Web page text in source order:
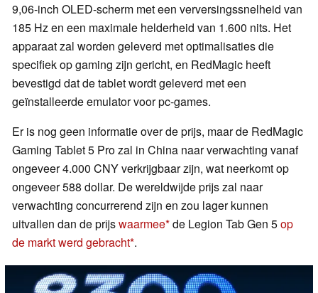
9,06-inch OLED-scherm met een verversingssnelheid van
185 Hz en een maximale helderheid van 1.600 nits. Het
apparaat zal worden geleverd met optimalisaties die
specifiek op gaming zijn gericht, en RedMagic heeft
bevestigd dat de tablet wordt geleverd met een
geïnstalleerde emulator voor pc-games.
Er is nog geen informatie over de prijs, maar de RedMagic
Gaming Tablet 5 Pro zal in China naar verwachting vanaf
ongeveer 4.000 CNY verkrijgbaar zijn, wat neerkomt op
ongeveer 588 dollar. De wereldwijde prijs zal naar
verwachting concurrerend zijn en zou lager kunnen
uitvallen dan de prijswaarmee de Legion Tab Gen 5op
de markt werd gebracht .